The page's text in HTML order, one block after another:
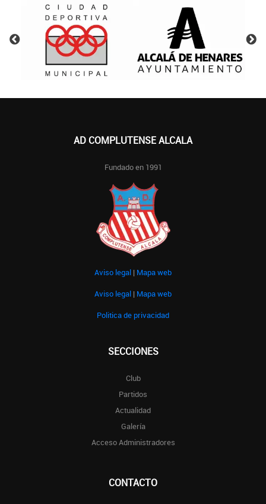
AD COMPLUTENSE ALCALA
Fundado en 1991
Aviso legal | Mapa web
Aviso legal | Mapa web
Politica de privacidad
SECCIONES
Club
Partidos
Actualidad
Galería
Acceso Administradores
CONTACTO